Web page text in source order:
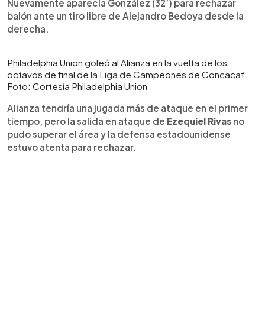
Nuevamente aparecía González (32’) para rechazar
balón ante un tiro libre de Alejandro Bedoya desde la
derecha.
Philadelphia Union goleó al Alianza en la vuelta de los
octavos de final de la Liga de Campeones de Concacaf.
Foto: Cortesía Philadelphia Union
Alianza tendría una jugada más de ataque en el primer
tiempo, pero la salida en ataque de Ezequiel Rivas no
pudo superar el área y la defensa estadounidense
estuvo atenta para rechazar.